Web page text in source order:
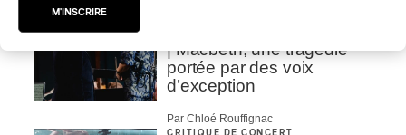
| Macbeth, une tragédie
portée par des voix
d’exception
Par Chloé Rouffignac
M'INSCRIRE